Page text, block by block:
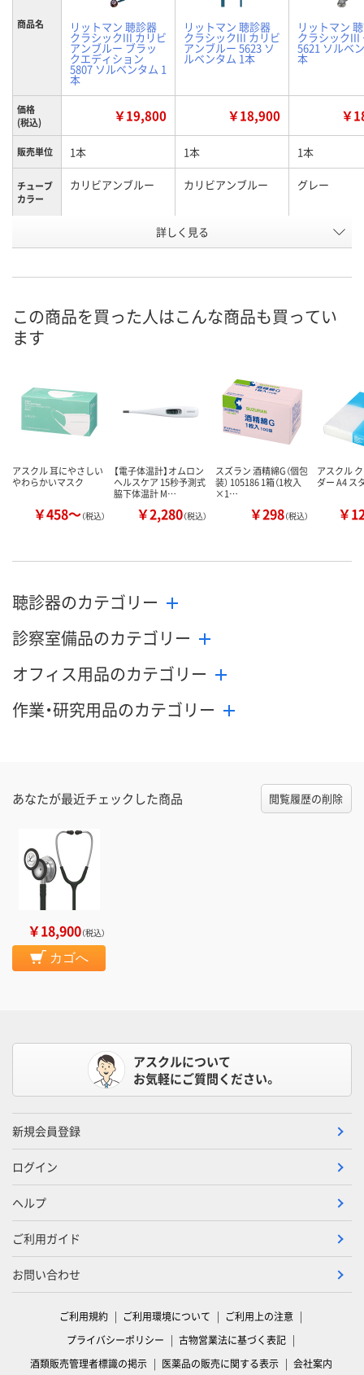
商品名 リットマン 聴診器
クラシックIII カリビ
アンブルー ブラッ
クエディション
5807 ソルベンタム 1
本
リットマン 聴診器
クラシックIII カリビ
アンブルー 5623 ソ
ルベンタム 1本
リットマン
クラシックIII
5621 ソルベ
本
価格
(税込)
￥19,800 ￥18,900 ￥
販売単位 1本 1本 1本
チューブ
カラー
カリビアンブルー カリビアンブルー グレー
RU88356 RU88353
8月11日（火）
カゴへ
詳しく見る
この商品を買った人はこんな商品も買ってい
ます
アスクル 耳にやさしい
やわらかいマスク
￥458～（税込）
【電子体温計】オムロン
ヘルスケア 15秒予測式
脇下体温計 M…
￥2,280（税込）
スズラン 酒精綿G（個包
装） 105186 1箱（1枚入
×1…
￥298（税込）
アスクル
ダー A4 ス
￥
聴診器のカテゴリー
診察室備品のカテゴリー
オフィス用品のカテゴリー
作業・研究用品のカテゴリー
あなたが最近チェックした商品 閲覧履歴の削除
￥18,900（税込）
カゴへ
アスクルについて
お気軽にご質問ください。
新規会員登録
ログイン
ヘルプ
ご利用ガイド
お問い合わせ
ご利用規約 ご利用環境について
ご利用上の注意
プライバシーポリシー
古物営業法に基づく表記
酒類販売管理者標識の掲示
医薬品の販売に関する表示 会社案内